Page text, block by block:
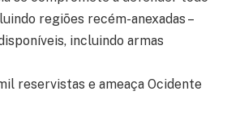
regiões recém-anexadas –
incluindo armas
reservistas e ameaça Ocidente